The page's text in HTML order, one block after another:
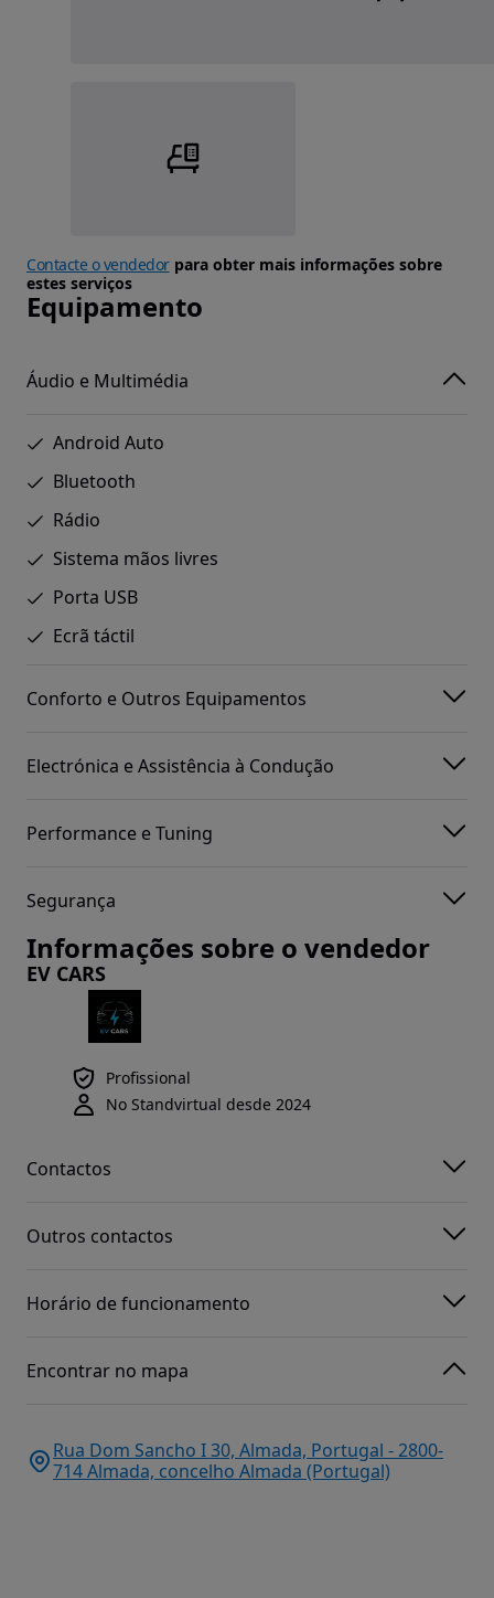
Contacte o vendedorpara obter mais informações sobre
estes serviços
Equipamento
Áudio e Multimédia
Android Auto
Bluetooth
Rádio
Sistema mãos livres
Porta USB
Ecrã táctil
Conforto e Outros Equipamentos
Electrónica e Assistência à Condução
Performance e Tuning
Segurança
Informações sobre o vendedor
EV CARS
Profissional
No Standvirtual desde 2024
Contactos
Outros contactos
Horário de funcionamento
Encontrar no mapa
Rua Dom Sancho I 30, Almada, Portugal - 2800-
714 Almada, concelho Almada (Portugal)